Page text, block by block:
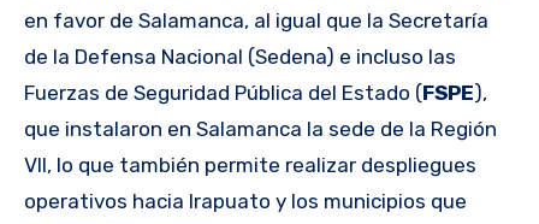
en favor de Salamanca, al igual que la Secretaría
de la Defensa Nacional (Sedena) e incluso las
Fuerzas de Seguridad Pública del Estado (FSPE),
que instalaron en Salamanca la sede de la Región
VII, lo que también permite realizar despliegues
operativos hacia Irapuato y los municipios que